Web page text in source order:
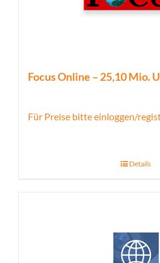
Focus Online – 25,10 Mio.
Für Preise bitte einloggen/
Details